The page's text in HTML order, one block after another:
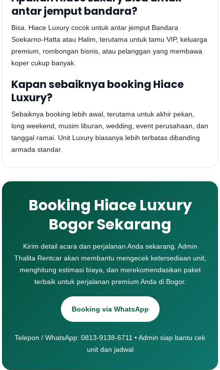
antar jemput bandara?
Bisa. Hiace Luxury cocok untuk antar jemput Bandara
Soekarno-Hatta atau Halim, terutama untuk tamu VIP, keluarga
premium, rombongan bisnis, atau pelanggan yang membawa
koper cukup banyak.
Kapan sebaiknya booking Hiace
Luxury?
Sebaiknya booking lebih awal, terutama untuk akhir pekan,
long weekend, musim liburan, wedding, event perusahaan, dan
tanggal ramai. Unit Luxury biasanya lebih terbatas dibanding
armada standar.
Booking Hiace Luxury
Bogor Sekarang
Kirim detail acara dan perjalanan Anda sekarang. Admin
Thalita Rentcar akan membantu mengecek ketersediaan unit,
menghitung estimasi biaya, dan merekomendasikan paket
terbaik untuk perjalanan premium Anda di Bogor.
Booking via WhatsApp
Telepon / WhatsApp: 0813-9138-6711 • Admin siap bantu cek
unit dan jadwal